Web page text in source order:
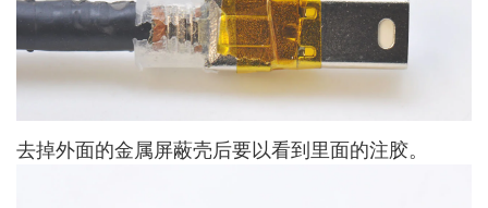
去掉外面的金属屏蔽壳后要以看到里面的注胶。